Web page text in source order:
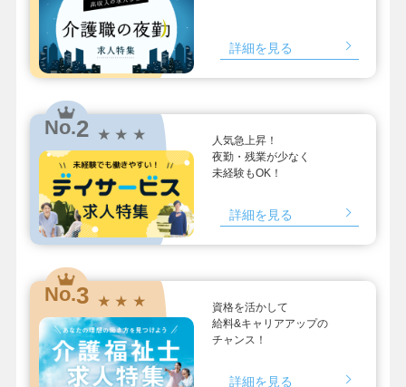
詳細を見る
No.2 ★ ★ ★
人気急上昇！
夜勤・残業が少なく
未経験もOK！
詳細を見る
No.3 ★ ★ ★
資格を活かして
給料&キャリアアップの
チャンス！
詳細を見る